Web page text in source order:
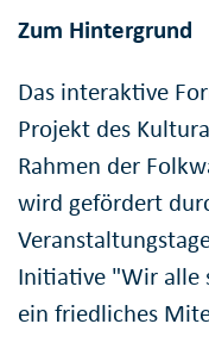
Zum Hintergrund
Das interaktive
Projekt des
Rahmen der
wird gefördert
Initiative "Wir alle
ein friedliches